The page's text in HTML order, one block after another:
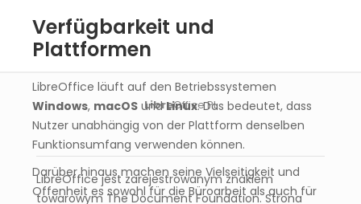
Verfügbarkeit und
Plattformen
LibreOffice läuft auf den Betriebssystemen
Windows, macOS undLinux. Das bedeutet, dass
Nutzer unabhängig von der Plattform denselben
Funktionsumfang verwenden können.
Darüber hinaus machen seine Vielseitigkeit und
Offenheit es sowohl für die Büroarbeit als auch für
LibreOffice PL
LibreOffice jest zarejestrowanym znakiem
towarowym The Document Foundation. Strona